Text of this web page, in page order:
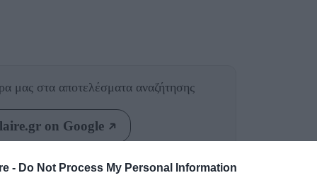
- Do Not Process My Personal Information
μας στα αποτελέσματα αναζήτησης
on Google
απασχολήσει έντονα τα μέσα ενημέρωσης